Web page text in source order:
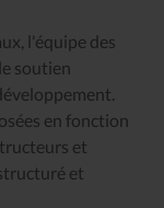
l'équipe des
soutien
en fonction
et
et